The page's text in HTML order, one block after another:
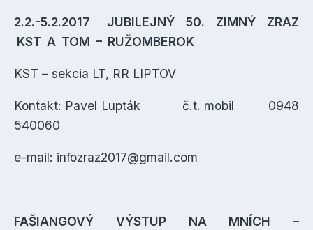
2.2.-5.2.2017 JUBILEJNÝ 50. ZIMNÝ ZRAZ
KST A TOM – RUŽOMBEROK
KST – sekcia LT, RR LIPTOV
Kontakt: Pavel Lupták č.t. mobil 0948
540060
e-mail: infozraz2017@gmail.com
FAŠIANGOVÝ VÝSTUP NA MNÍCH –